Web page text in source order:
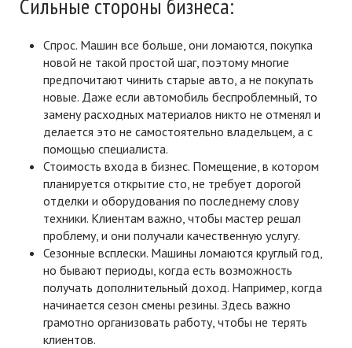
Сильные стороны бизнеса:
Спрос. Машин все больше, они ломаются, покупка
новой не такой простой шаг, поэтому многие
предпочитают чинить старые авто, а не покупать
новые. Даже если автомобиль беспроблемный, то
замену расходных материалов никто не отменял и
делается это не самостоятельно владельцем, а с
помощью специалиста.
Стоимость входа в бизнес. Помещение, в котором
планируется открытие сто, не требует дорогой
отделки и оборудования по последнему слову
техники. Клиентам важно, чтобы мастер решал
проблему, и они получали качественную услугу.
Сезонные всплески. Машины ломаются круглый год,
но бывают периоды, когда есть возможность
получать дополнительный доход. Например, когда
начинается сезон смены резины. Здесь важно
грамотно организовать работу, чтобы не терять
клиентов.